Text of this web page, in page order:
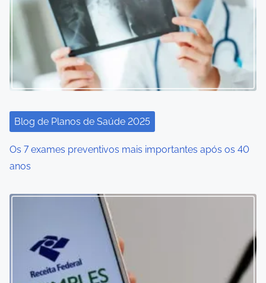
Blog de Planos de Saúde 2025
Os 7 exames preventivos mais importantes após os 40
anos